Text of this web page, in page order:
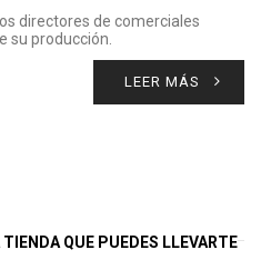
directores de comerciales
su producción.
LEER MÁS
QUE PUEDES LLEVARTE